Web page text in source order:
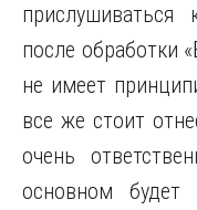
после обработки
не имеет
все же стоит
очень
основном